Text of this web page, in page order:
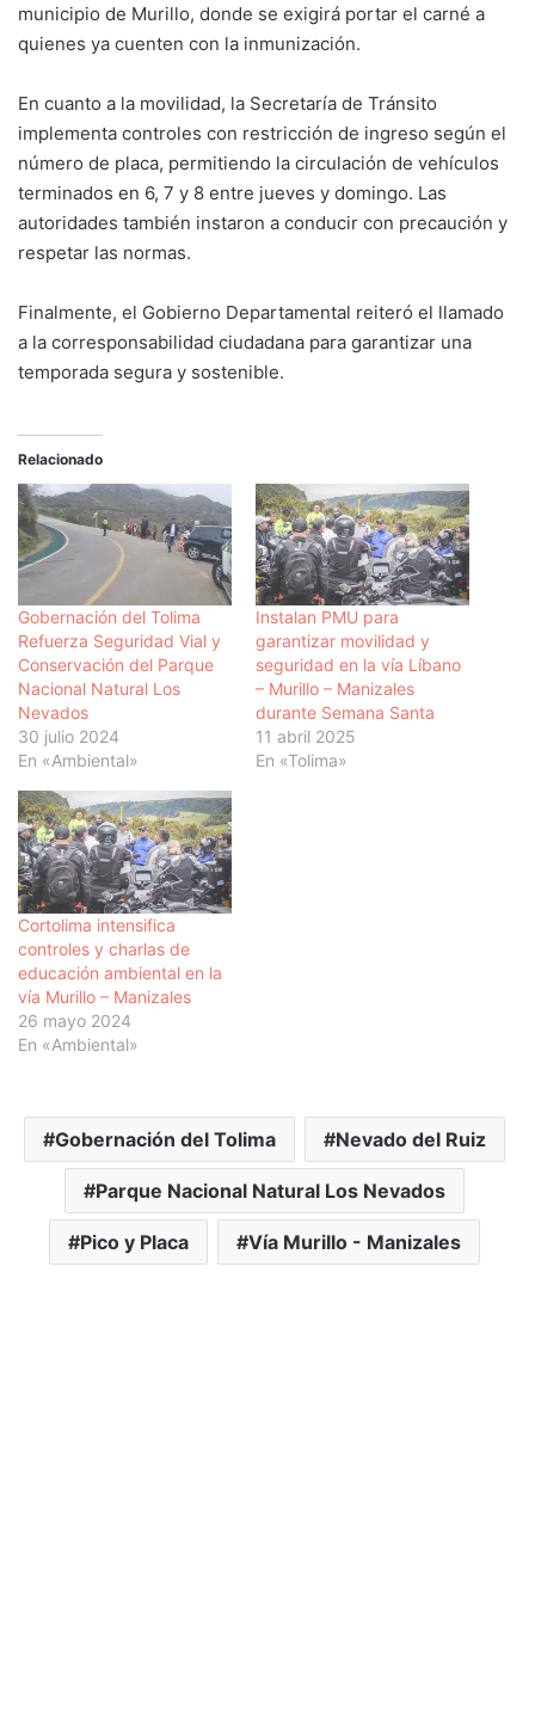
municipio de Murillo, donde se exigirá portar el carné a
quienes ya cuenten con la inmunización.
En cuanto a la movilidad, la Secretaría de Tránsito
implementa controles con restricción de ingreso según el
número de placa, permitiendo la circulación de vehículos
terminados en 6, 7 y 8 entre jueves y domingo. Las
autoridades también instaron a conducir con precaución y
respetar las normas.
Finalmente, el Gobierno Departamental reiteró el llamado
a la corresponsabilidad ciudadana para garantizar una
temporada segura y sostenible.
Relacionado
Gobernación del Tolima
Refuerza Seguridad Vial y
Conservación del Parque
Nacional Natural Los
Nevados
30 julio 2024
En «Ambiental»
Instalan PMU para
garantizar movilidad y
seguridad en la vía Líbano
– Murillo – Manizales
durante Semana Santa
11 abril 2025
En «Tolima»
Cortolima intensifica
controles y charlas de
educación ambiental en la
vía Murillo – Manizales
26 mayo 2024
En «Ambiental»
Gobernación del Tolima Nevado del Ruiz
Parque Nacional Natural Los Nevados
Pico y Placa Vía Murillo - Manizales